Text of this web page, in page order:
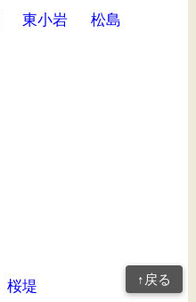
東小岩
松島
桜堤 ↑戻る